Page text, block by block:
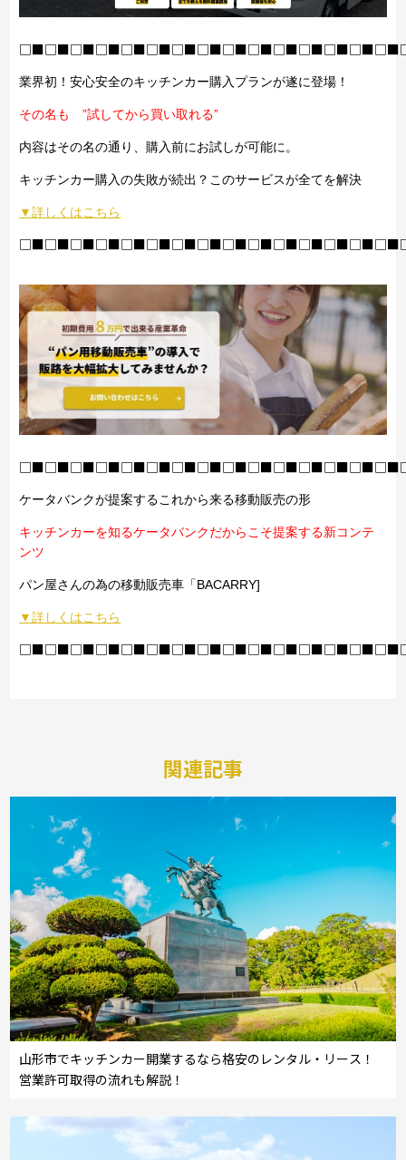
業界初！安心安全のキッチンカー購入プランが遂に登場！
その名も ”試してから買い取れる”
内容はその名の通り、購入前にお試しが可能に。
キッチンカー購入の失敗が続出？このサービスが全てを解決
▼詳しくはこちら
ケータバンクが提案するこれから来る移動販売の形
キッチンカーを知るケータバンクだからこそ提案する新コンテ
ンツ
パン屋さんの為の移動販売車「BACARRY]
▼詳しくはこちら
関連記事
山形市でキッチンカー開業するなら格安のレンタル・リース！
営業許可取得の流れも解説！